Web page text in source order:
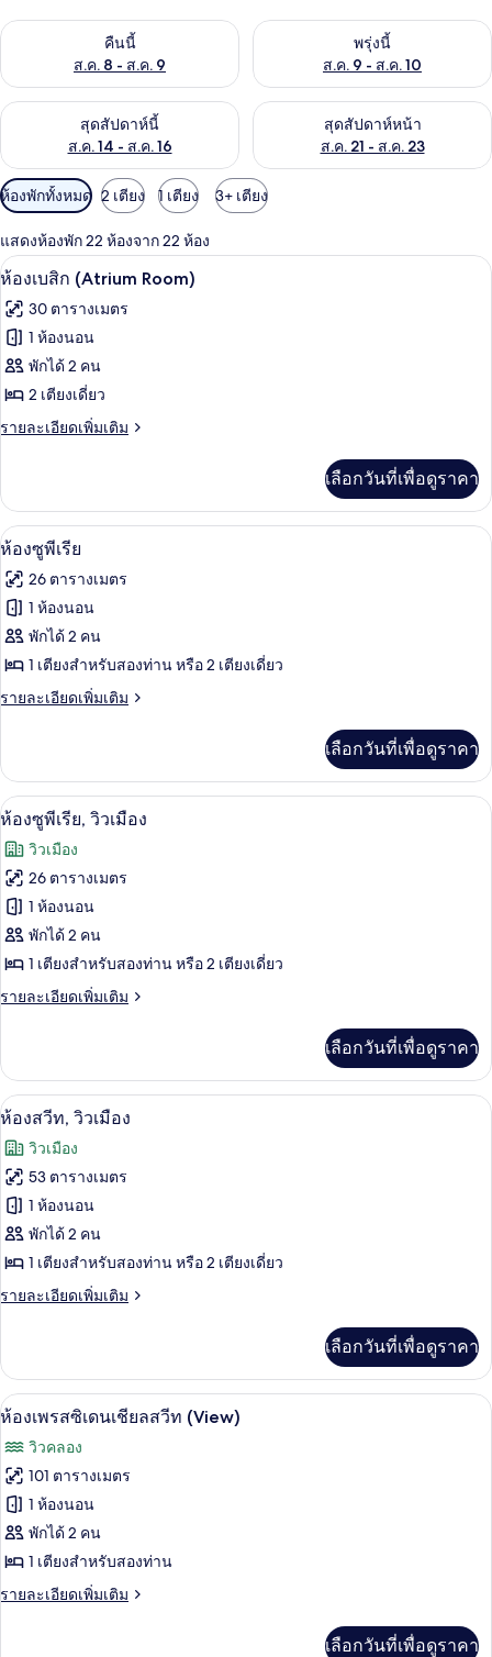
คืนนี้
ส.ค. 8 - ส.ค. 9
ตรวจสอบจำนวนห้องพักว่างในคืนนี้ ส.ค. 8 - ส.ค. 9พรุ่งนี้
ส.ค. 9 - ส.ค. 10
ตรวจสอบจำนวนห้องพักว่างใน
สุดสัปดาห์นี้
ส.ค. 14 - ส.ค. 16
ตรวจสอบจำนวนห้องพักว่างในสุดสัปดาห์นี้ ส.ค. 14 - ส.ค. 16
สุดสัปดาห์หน้า
ส.ค. 21 - ส.ค. 23
ตรวจสอบจำนวนห้องพักว่างใน
ตัว
กรอง
ที่
มี
ให้
สำหรับ
ห้อง
พัก
ห้องพักทั้งหมด 2 เตียง 1 เตียง 3+ เตียง
แสดงห้องพัก 22 ห้องจาก 22 ห้อง
เปิด
ภาพถ่าย
ทั้งหมด
ของ
ห้อง
เบสิ
Room)
มินิบาร์, ตู้นิรภัยในห้องพัก, โต๊ะทำงา
14
ห้องเบสิก (Atrium Room)
30 ตารางเมตร
1 ห้องนอน
พักได้ 2 คน
2 เตียงเดี่ยว
รายละเอียดเพิ่มเติม
ราย
เกี่ยว
กับ
ห้อง
ก
(Atrium
เลือกวันที่เพื่อดูราคา
เปิด
ภาพถ่าย
ทั้งหมด
ของ
ห้อง
ซู
เรีย
มินิบาร์, ตู้นิรภัยในห้องพัก, โต๊ะทำงา
12
ห้องซูพีเรีย
26 ตารางเมตร
1 ห้องนอน
พักได้ 2 คน
1 เตียงสำหรับสองท่าน หรือ 2 เตียงเดี่ยว
รายละเอียดเพิ่มเติม
ราย
เกี่ยว
กับ
ห้อง
พี
เรีย
เลือกวันที่เพื่อดูราคา
เปิด
ภาพถ่าย
ทั้งหมด
ของ
ห้อง
ซู
พี
วิว
เมือง
มินิบาร์, ตู้นิรภัยในห้องพัก, โต๊ะทำงา
11
ห้องซูพีเรีย, วิวเมือง
วิวเมือง
26 ตารางเมตร
1 ห้องนอน
พักได้ 2 คน
1 เตียงสำหรับสองท่าน หรือ 2 เตียงเดี่ยว
รายละเอียดเพิ่มเติม
ราย
เกี่ยว
กับ
ห้อง
พี
เรีย,
วิว
เมือง
เลือกวันที่เพื่อดูราคา
เปิด
ภาพถ่าย
ทั้งหมด
ของ
ห้อง
สวีท,
วิว
12
ห้องสวีท, วิวเมือง
วิวเมือง
53 ตารางเมตร
1 ห้องนอน
พักได้ 2 คน
1 เตียงสำหรับสองท่าน หรือ 2 เตียงเดี่ยว
รายละเอียดเพิ่มเติม
ราย
เกี่ยว
กับ
ห้อง
ท,
วิว
เมือง
เลือกวันที่เพื่อดูราคา
เปิด
ภาพถ่าย
ทั้งหมด
ของ
ห้อง
เพรส
ซิ
ห้องเพรสซิเดนเชียลสวีท (View) | มินิ
26
ห้องเพรสซิเดนเชียลสวีท (View)
วิวคลอง
101 ตารางเมตร
1 ห้องนอน
พักได้ 2 คน
1 เตียงสำหรับสองท่าน
รายละเอียดเพิ่มเติม
ราย
เลือกวันที่เพื่อดูราคา